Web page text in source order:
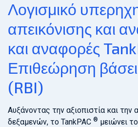
Λογισμικό
απεικόνισης και
και αναφορές
Επιθεώρηση
(RBI)
Αυξάνοντας την αξιοπιστία και
δεξαμενών, το TankPAC ® μειώνει